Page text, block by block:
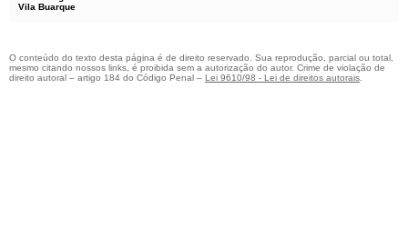
JANELA DE ALUMINIO PRETA
KIT PORTA MONTADA
PORTA COMPLETA MONTADA
Vila Buarque
O conteúdo do texto desta página é de direito reservado. Sua reprodução, parcial ou total,
mesmo citando nossos links, é proibida sem a autorização do autor. Crime de violação de
direito autoral – artigo 184 do Código Penal – Lei 9610/98 - Lei de direitos autorais